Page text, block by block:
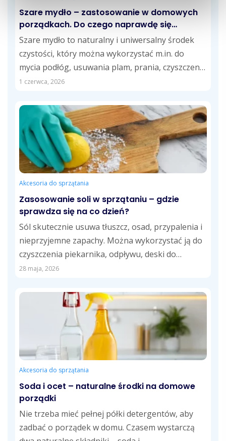
Szare mydło – zastosowanie w domowych
porządkach. Do czego naprawdę się
przydaje?
Szare mydło to naturalny i uniwersalny środek
czystości, który można wykorzystać m.in. do
mycia podłóg, usuwania plam, prania, czyszczenia
kuchni...
1 czerwca, 2026
Akcesoria do sprzątania
Zasosowanie soli w sprzątaniu – gdzie
sprawdza się na co dzień?
Sól skutecznie usuwa tłuszcz, osad, przypalenia i
nieprzyjemne zapachy. Można wykorzystać ją do
czyszczenia piekarnika, odpływu, deski do
krojenia, fug,...
28 maja, 2026
Akcesoria do sprzątania
Soda i ocet – naturalne środki na domowe
porządki
Nie trzeba mieć pełnej półki detergentów, aby
zadbać o porządek w domu. Czasem wystarczą